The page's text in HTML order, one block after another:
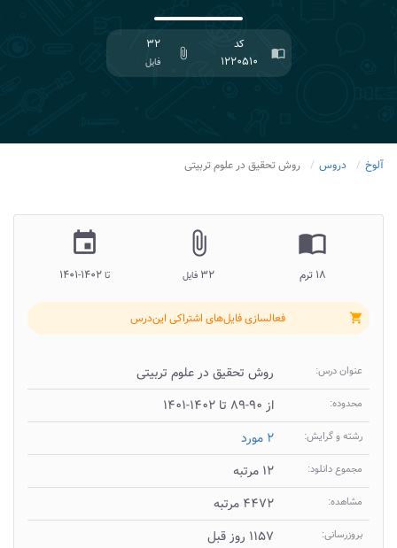
import_contacts
کد
۱۲۲۰۵۱۰
attach_file
۳۲
فایل
آلوخ دروس روش تحقیق در علوم تربیتی
import_contacts
۱۸ ترم
attach_file
۳۲ فایل
insert_invitation
تا۱۴۰۲-۱۴۰۱
shopping_cart فعالسازی فایل‌های اشتراکی این‌درس
عنوان درس: روش تحقیق در علوم تربیتی
محدوده: از ۹۰-۸۹ تا ۱۴۰۲-۱۴۰۱
رشته و گرایش: ۲ مورد
مجموع دانلود: ۱۲ مرتبه
مشاهده: ۴۴۷۲ مرتبه
بروزرسانی: ۱۱۵۷ روز قبل